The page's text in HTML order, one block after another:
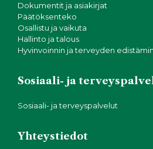
Dokumentit ja asiakirjat
Päätöksenteko
Osallistu ja vaikuta
Hallinto ja talous
Hyvinvoinnin ja terveyden
Sosiaali- ja
Sosiaali- ja terveyspalvelut
Yhteystiedot